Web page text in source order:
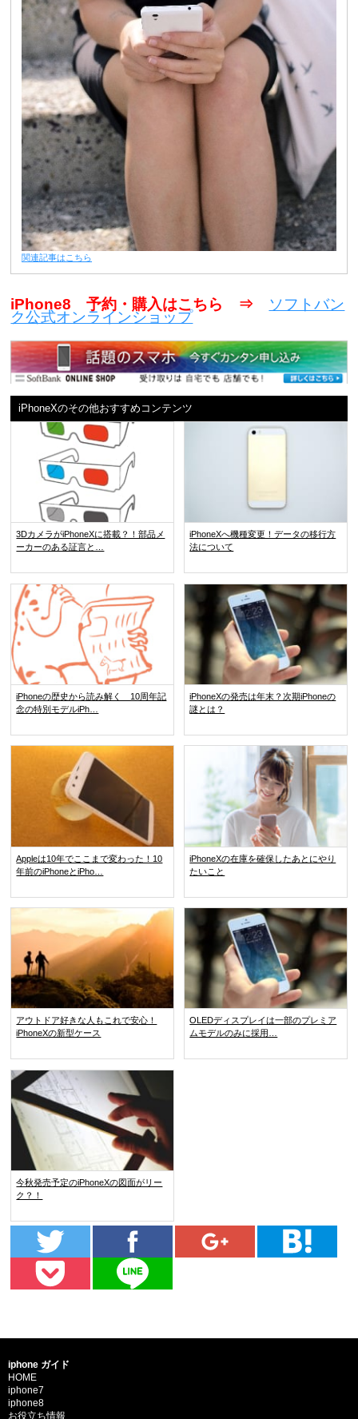
関連記事はこちら
iPhone8 予約・購入はこちら ⇒ ソフトバン
ク公式オンラインショップ
iPhoneXのその他おすすめコンテンツ
3DカメラがiPhoneXに搭載？！部品メ
ーカーのある証言と…
iPhoneXへ機種変更！データの移行方
法について
iPhoneの歴史から読み解く 10周年記
念の特別モデルiPh…
iPhoneXの発売は年末？次期iPhoneの
謎とは？
Appleは10年でここまで変わった！10
年前のiPhoneとiPho…
iPhoneXの在庫を確保したあとにやり
たいこと
アウトドア好きな人もこれで安心！
iPhoneXの新型ケース
OLEDディスプレイは一部のプレミア
ムモデルのみに採用…
今秋発売予定のiPhoneXの図面がリー
ク？！
iphone ガイド
HOME
iphone7
iphone8
お役立ち情報